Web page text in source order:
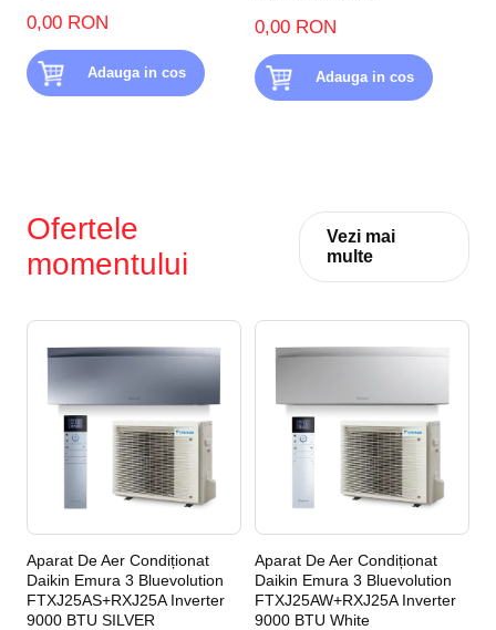
0,00 RON
Adauga in cos
0,00 RON
Adauga in cos
Ofertele
momentului
Vezi mai
multe
Aparat De Aer Condiționat
Daikin Emura 3 Bluevolution
FTXJ25AS+RXJ25A Inverter
9000 BTU SILVER
Aparat De Aer Condiționat
Daikin Emura 3 Bluevolution
FTXJ25AW+RXJ25A Inverter
9000 BTU White